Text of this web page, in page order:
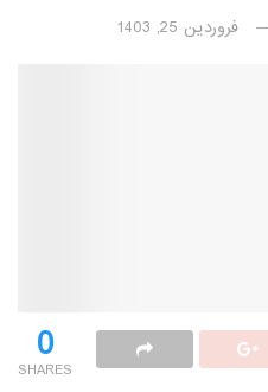
فروردین 25, 1403
0
SHARES